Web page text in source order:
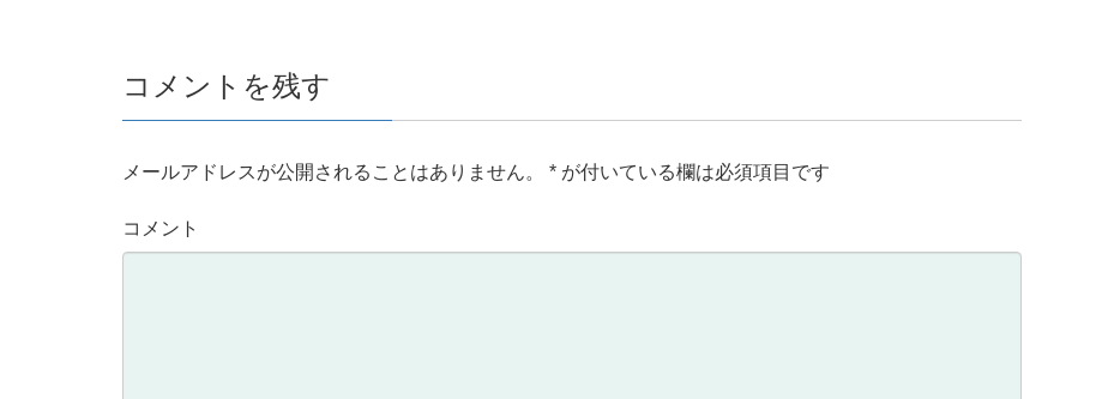
コメントを残す
メールアドレスが公開されることはありません。 * が付いている欄は必須項目です
コメント